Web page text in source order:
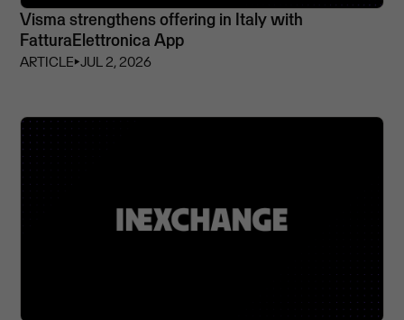
Visma strengthens offering in Italy with
FatturaElettronica App
ARTICLE⏵JUL 2, 2026